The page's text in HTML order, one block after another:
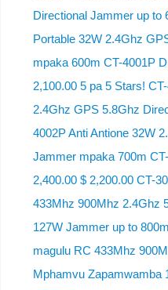
Directional Jammer up to
Portable 32W 2.4Ghz
mpaka 600m CT-4001P
2,100.00 5 pa 5 Stars!
2.4Ghz GPS 5.8Ghz
4002P Anti Antione 32W
Jammer mpaka 700m
2,400.00 $ 2,200.00 CT-
433Mhz 900Mhz 2.4Ghz
127W Jammer up to
magulu RC 433Mhz
Mphamvu Zapamwamba